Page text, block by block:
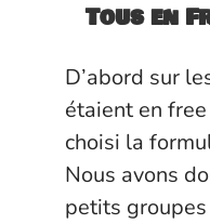
Tous en
D’abord sur
étaient en
choisi la
Nous avons
petits